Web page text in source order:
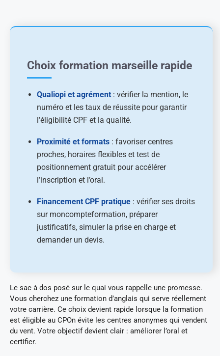
Choix formation marseille rapide
Qualiopi et agrément : vérifier la mention, le
numéro et les taux de réussite pour garantir
l’éligibilité CPF et la qualité.
Proximité et formats : favoriser centres
proches, horaires flexibles et test de
positionnement gratuit pour accélérer
l’inscription et l’oral.
Financement CPF pratique : vérifier ses droits
sur moncompteformation, préparer
justificatifs, simuler la prise en charge et
demander un devis.
Le sac à dos posé sur le quai vous rappelle une promesse.
Vous cherchez une formation d’anglais qui serve réellement
votre carrière. Ce choix devient rapide lorsque la formation
est éligible au CPOn évite les centres anonymes qui vendent
du vent. Votre objectif devient clair : améliorer l’oral et
certifier.